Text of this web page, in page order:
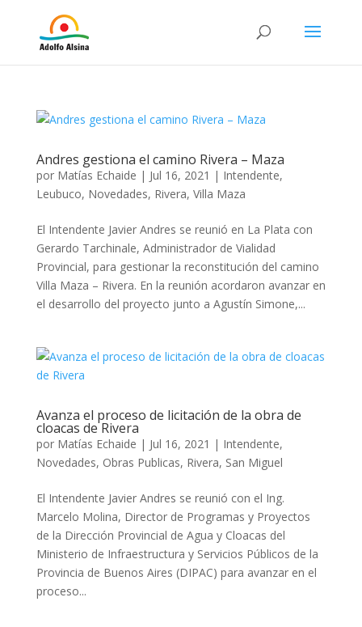
Andres gestiona el camino Rivera – Maza
por Matías Echaide | Jul 16, 2021 | Intendente,
Leubuco, Novedades, Rivera, Villa Maza
El Intendente Javier Andres se reunió en La Plata con
Gerardo Tarchinale, Administrador de Vialidad
Provincial, para gestionar la reconstitución del camino
Villa Maza – Rivera. En la reunión acordaron avanzar en
el desarrollo del proyecto junto a Agustín Simone,...
Avanza el proceso de licitación de la obra de
cloacas de Rivera
por Matías Echaide | Jul 16, 2021 | Intendente,
Novedades, Obras Publicas, Rivera, San Miguel
El Intendente Javier Andres se reunió con el Ing.
Marcelo Molina, Director de Programas y Proyectos
de la Dirección Provincial de Agua y Cloacas del
Ministerio de Infraestructura y Servicios Públicos de la
Provincia de Buenos Aires (DIPAC) para avanzar en el
proceso...